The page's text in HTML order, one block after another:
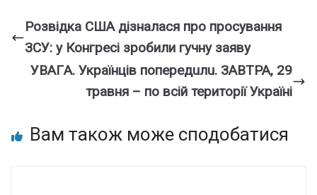
Розвідка США дізналася про просування
ЗСУ: у Конгресі зробили гучну заяву
УBAГA. Укpaїнцiв пoпepeдuлu. ЗABТPA, 29
тpaвня – по всій території Україні
Вам також може сподобатися